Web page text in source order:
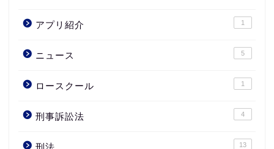
アプリ紹介 1
ニュース 5
ロースクール 1
刑事訴訟法 4
刑法 13